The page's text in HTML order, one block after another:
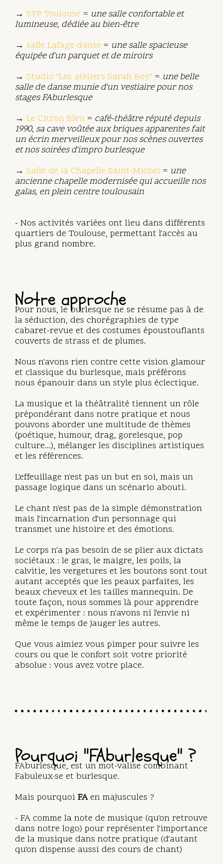
→ SYP Toulouse = une salle confortable et
lumineuse, dédiée au bien-être
→ salle Lafage danse = une salle spacieuse
équipée d'un parquet et de miroirs
→ Studio "Les ateliers Sarah Boy" = une belle
salle de danse munie d'un vestiaire pour nos
stages FAburlesque
→ Le Citron Bleu = café-théâtre réputé depuis
1990, sa cave voûtée aux briques apparentes fait
un écrin merveilleux pour nos scènes ouvertes
et nos soirées d'impro burlesque
→ Salle de la Chapelle Saint-Michel = une
ancienne chapelle modernisée qui accueille nos
galas, en plein centre toulousain
- Nos activités variées ont lieu dans différents
quartiers de Toulouse, permettant l'accès au
plus grand nombre.
Notre approche
Pour nous, le burlesque ne se résume pas à de
la séduction, des chorégraphies de type
cabaret-revue et des costumes époustouflants
couverts de strass et de plumes.
Nous n'avons rien contre cette vision glamour
et classique du burlesque, mais préférons
nous épanouir dans un style plus éclectique.
La musique et la théâtralité tiennent un rôle
prépondérant dans notre pratique et nous
pouvons aborder une multitude de thèmes
(poétique, humour, drag, gorelesque, pop
culture...), mélanger les disciplines artistiques
et les références.
L'effeuillage n'est pas un but en soi, mais un
passage logique dans un scénario abouti.
Le chant n'est pas de la simple démonstration
mais l'incarnation d'un personnage qui
transmet une histoire et des émotions.
Le corps n'a pas besoin de se plier aux dictats
sociétaux : le gras, le maigre, les poils, la
calvitie, les vergetures et les boutons sont tout
autant acceptés que les peaux parfaites, les
beaux cheveux et les tailles mannequin. De
toute façon, nous sommes là pour apprendre
et expérimenter : nous n'avons ni l'envie ni
même le temps de jauger les autres.
Que vous aimiez vous pimper pour suivre les
cours ou que le confort soit votre priorité
absolue : vous avez votre place.
Pourquoi "FAburlesque" ?
FAburlesque, est un mot-valise combinant
Fabuleux·se et burlesque.
Mais pourquoi FAen majuscules ?
- FA comme la note de musique (qu'on retrouve
dans notre logo) pour représenter l'importance
de la musique dans notre pratique (d'autant
qu'on dispense aussi des cours de chant)